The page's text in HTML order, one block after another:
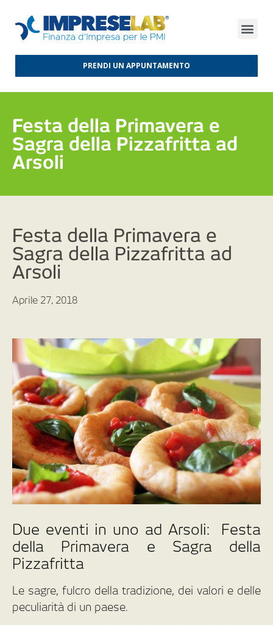
PRENDI UN APPUNTAMENTO
Festa della Primavera e
Sagra della Pizzafritta ad
Arsoli
Festa della Primavera e
Sagra della Pizzafritta ad
Arsoli
Aprile 27, 2018
Due eventi in uno ad Arsoli: Festa
della Primavera e Sagra della
Pizzafritta
Le sagre, fulcro della tradizione, dei valori e delle
peculiarità di un paese.